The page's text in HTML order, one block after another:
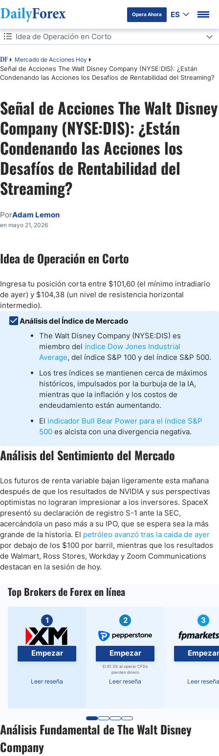
Opera Ahora ES
Tabla de contenidos
DF Mercado de Acciones Hoy
Señal de Acciones The Walt Disney Company (NYSE:DIS): ¿Están
Condenando las Acciones los Desafíos de Rentabilidad del Streaming?
Idea de Operación en Corto
Idea de Operación en Corto
Análisis del Sentimiento del Mercado
Análisis Fundamental de The Walt Disney Company
Análisis Técnico de The Walt Disney Company
Mi Operación en Corto de Acciones de DIS
Señal de Acciones The Walt Disney
Company (NYSE:DIS): ¿Están
Condenando las Acciones los
Desafíos de Rentabilidad del
Streaming?
PorAdam Lemon
en mayo 21, 2026
Idea de Operación en Corto
Ingresa tu posición corta entre $101,60 (el mínimo intradiario
de ayer) y $104,38 (un nivel de resistencia horizontal
intermedio).
Análisis del Índice de Mercado
The Walt Disney Company (NYSE:DIS) es
miembro del índice Dow Jones Industrial
Average, del índice S&P 100 y del índice S&P 500.
Los tres índices se mantienen cerca de máximos
históricos, impulsados por la burbuja de la IA,
mientras que la inflación y los costos de
endeudamiento están aumentando.
El indicador Bull Bear Power para el índice S&P
500 es alcista con una divergencia negativa.
Análisis del Sentimiento del Mercado
Los futuros de renta variable bajan ligeramente esta mañana
después de que los resultados de NVIDIA y sus perspectivas
optimistas no lograran impresionar a los inversores. SpaceX
presentó su declaración de registro S-1 ante la SEC,
acercándola un paso más a su IPO, que se espera sea la más
grande de la historia. El petróleo avanzó tras la caída de ayer
por debajo de los $100 por barril, mientras que los resultados
de Walmart, Ross Stores, Workday y Zoom Communications
destacan en la sesión de hoy.
Top Brokers de Forex en línea
1
Empezar
Leer reseña
2
Empezar
El 81.3% al operar CFDs
pierden dinero
Leer reseña
3
Empezar
Leer reseña
Análisis Fundamental de The Walt Disney
Company